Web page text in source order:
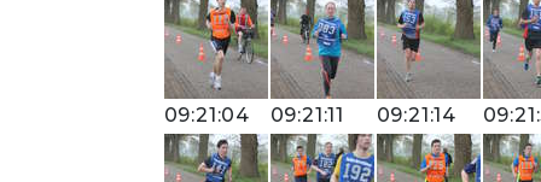
09:21:04 09:21:11 09:21:14